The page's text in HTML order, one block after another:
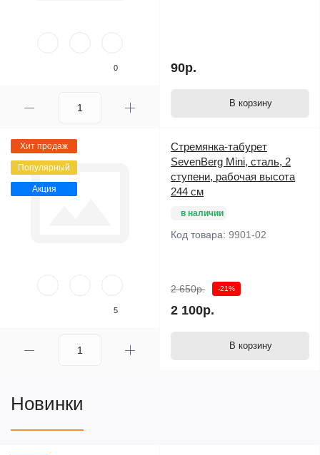
0 90р.
В корзину
Хит продаж
Популярный
Акция
5
Стремянка-табурет
SevenBerg Mini, сталь, 2
ступени, рабочая высота
244 см
в наличии
Код товара: 9901-02
2 650р. -21%
2 100р.
В корзину
Новинки